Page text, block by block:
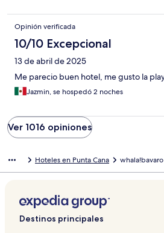
Opinión verificada
10/10 Excepcional
13 de abril de 2025
Me parecio buen hotel, me gusto la
Jazmin, se hospedó 2 noches
Ver 1016 opiniones
Hoteles en Punta Cana whala!bavaro
Destinos principales